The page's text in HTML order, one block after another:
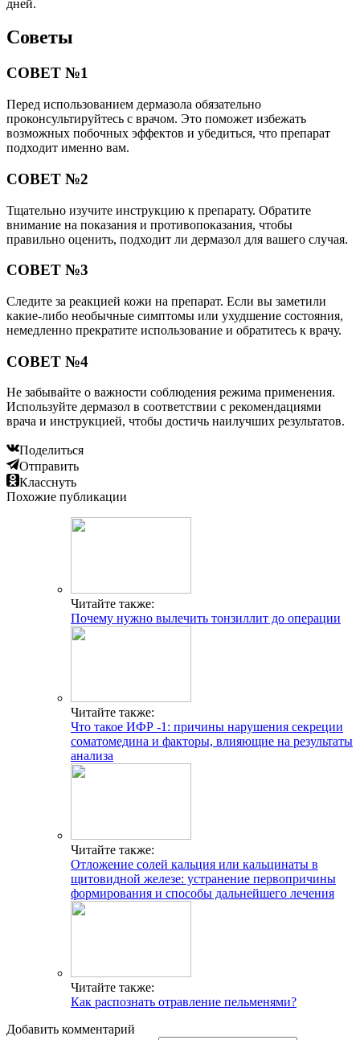
дней.
Советы
СОВЕТ №1
Перед использованием дермазола обязательно
проконсультируйтесь с врачом. Это поможет избежать
возможных побочных эффектов и убедиться, что препарат
подходит именно вам.
СОВЕТ №2
Тщательно изучите инструкцию к препарату. Обратите
внимание на показания и противопоказания, чтобы
правильно оценить, подходит ли дермазол для вашего случая.
СОВЕТ №3
Следите за реакцией кожи на препарат. Если вы заметили
какие-либо необычные симптомы или ухудшение состояния,
немедленно прекратите использование и обратитесь к врачу.
СОВЕТ №4
Не забывайте о важности соблюдения режима применения.
Используйте дермазол в соответствии с рекомендациями
врача и инструкцией, чтобы достичь наилучших результатов.
Поделиться
Отправить
Класснуть
Похожие публикации
Читайте также:
Почему нужно вылечить тонзиллит до операции
Читайте также:
Что такое ИФР -1: причины нарушения секреции
соматомедина и факторы, влияющие на результаты
анализа
Читайте также:
Отложение солей кальция или кальцинаты в
щитовидной железе: устранение первопричины
формирования и способы дальнейшего лечения
Читайте также:
Как распознать отравление пельменями?
Добавить комментарий